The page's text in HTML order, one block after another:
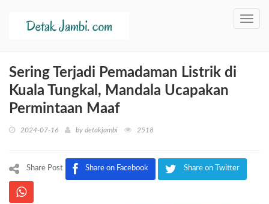
Sering Terjadi Pemadaman Listrik di
Kuala Tungkal, Mandala Ucapakan
Permintaan Maaf
2024-07-16 by detakjambi 2518
Share Post Share on Facebook Share on Twitter